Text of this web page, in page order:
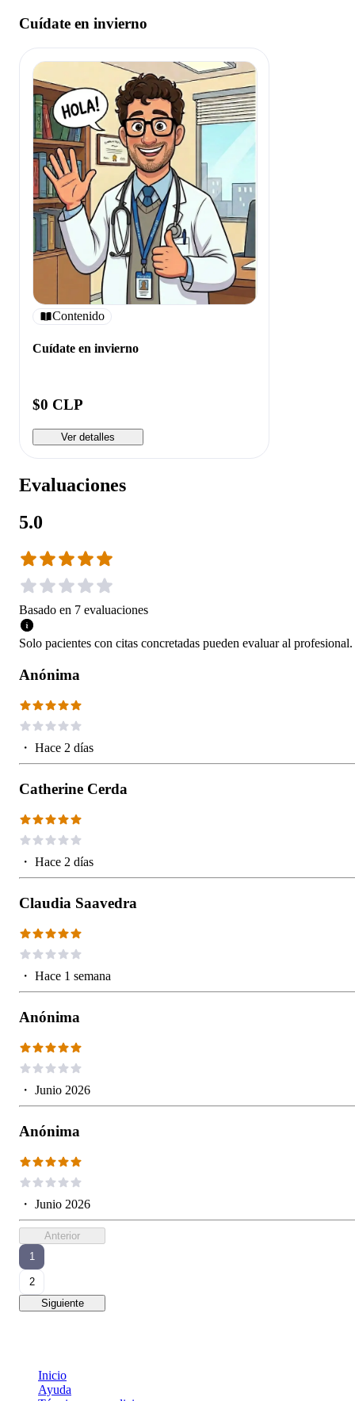
Cuídate en invierno
Contenido
Cuídate en invierno
$0 CLP
Ver detalles
Evaluaciones
5.0
Basado en 7 evaluaciones
Solo pacientes con citas concretadas pueden evaluar al profesional.
Anónima
・ Hace 2 días
Catherine Cerda
・ Hace 2 días
Claudia Saavedra
・ Hace 1 semana
Anónima
・ Junio 2026
Anónima
・ Junio 2026
Anterior
1
2
Siguiente
Inicio
Ayuda